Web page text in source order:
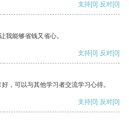
支持[0] 反对[0]
我能够省钱又省心。
支持[0] 反对[0]
，可以与其他学习者交流学习心得。
支持[0] 反对[0]